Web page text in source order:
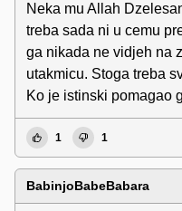
Neka mu Allah
treba sada ni u cemu
ga nikada ne vidjeh na
utakmicu. Stoga treba
Ko je istinski pomagao
1 1
BabinjoBabeBabara